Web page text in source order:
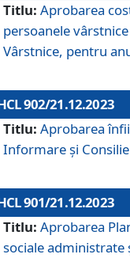
Titlu: Aprobarea
persoanele
Vârstnice, pentru
902/21.12.2023
Titlu: Aprobarea
Informare și
901/21.12.2023
Titlu: Aprobarea
sociale administrate